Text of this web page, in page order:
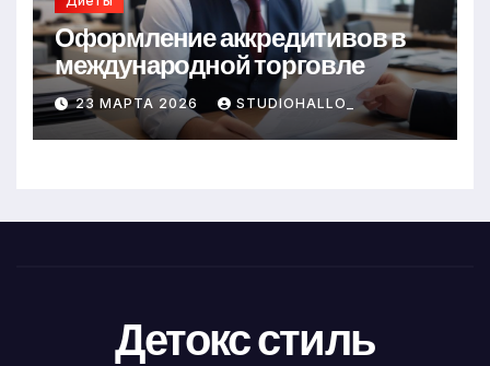
Оформление аккредитивов в
международной торговле
23 МАРТА 2026 STUDIOHALLO_
Детокс стиль